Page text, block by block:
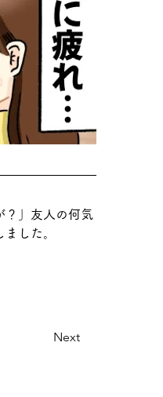
？」友人の何気
した。
Next